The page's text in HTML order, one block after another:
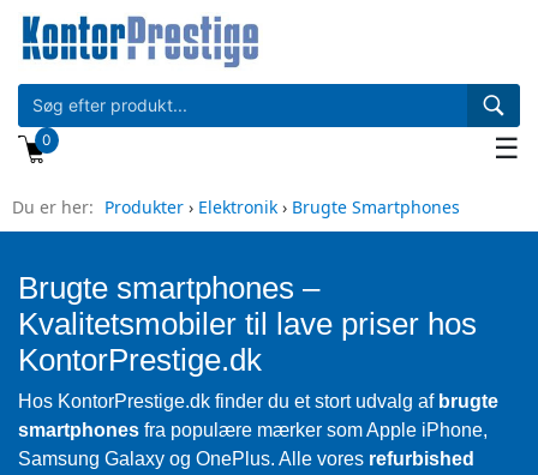
0 ☰
Du er her: Produkter › Elektronik › Brugte Smartphones
Brugte smartphones –
Kvalitetsmobiler til lave priser hos
KontorPrestige.dk
Hos KontorPrestige.dk finder du et stort udvalg af brugte
smartphones fra populære mærker som Apple iPhone,
Samsung Galaxy og OnePlus. Alle vores refurbished